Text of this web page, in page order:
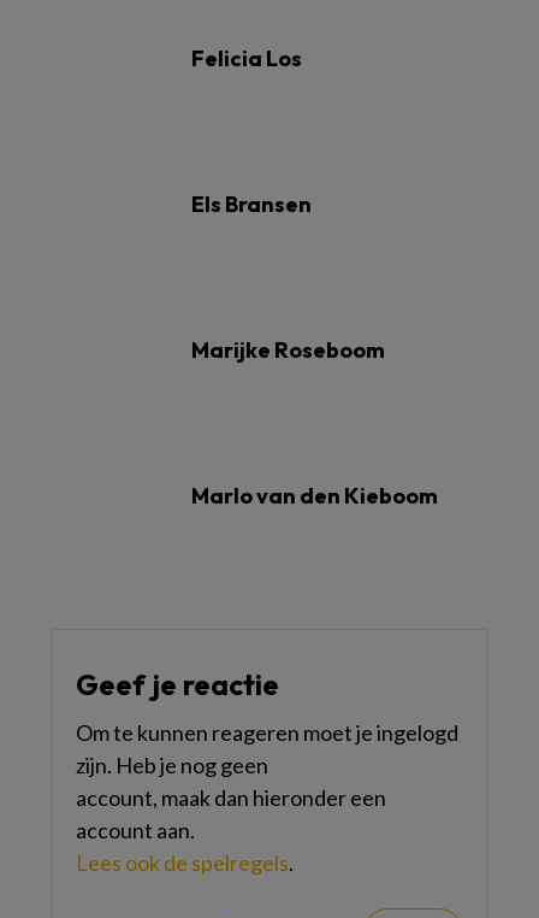
Felicia Los
Els Bransen
Marijke Roseboom
Marlo van den Kieboom
Geef je reactie
Om te kunnen reageren moet je ingelogd
zijn. Heb je nog geen
account, maak dan hieronder een
account aan.
Lees ook de spelregels.